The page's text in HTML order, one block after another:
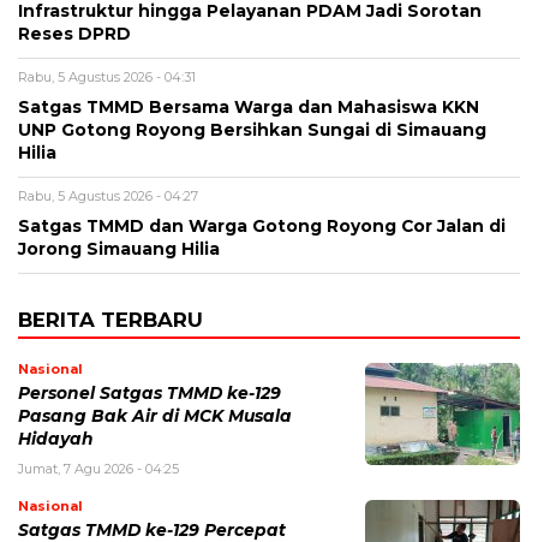
Infrastruktur hingga Pelayanan PDAM Jadi Sorotan
Reses DPRD
Rabu, 5 Agustus 2026 - 04:31
Satgas TMMD Bersama Warga dan Mahasiswa KKN
UNP Gotong Royong Bersihkan Sungai di Simauang
Hilia
Rabu, 5 Agustus 2026 - 04:27
Satgas TMMD dan Warga Gotong Royong Cor Jalan di
Jorong Simauang Hilia
BERITA TERBARU
Nasional
Personel Satgas TMMD ke-129
Pasang Bak Air di MCK Musala
Hidayah
Jumat, 7 Agu 2026 - 04:25
Nasional
Satgas TMMD ke-129 Percepat